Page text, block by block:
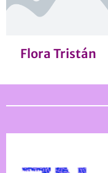
Flora Tristán